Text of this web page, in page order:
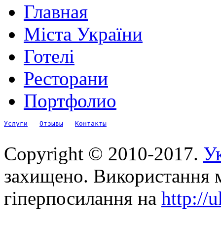
Главная
Міста України
Готелі
Ресторани
Портфолио
Услуги Отзывы Контакты
Copyright © 2010-2017.
захищено. Використання
гіперпосилання на http://